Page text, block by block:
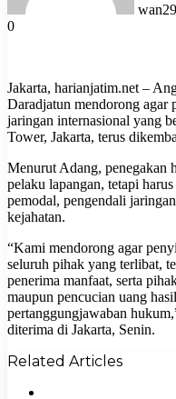
wan
0
Jakarta, harianjatim.net –
Daradjatun mendorong agar
jaringan internasional yang
Tower, Jakarta, terus
Menurut Adang, penegakan
pelaku lapangan, tetapi
pemodal, pengendali
kejahatan.
“Kami mendorong agar
seluruh pihak yang terlibat,
penerima manfaat, serta
maupun pencucian uang
pertanggungjawaban
diterima di Jakarta, Senin.
Related Articles